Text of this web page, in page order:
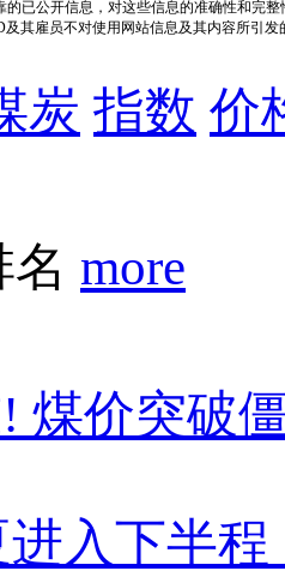
的已公开信息，对这些信息的准确性和完
及其雇员不对使用网站信息及其内容所引
炭 指数 价
more
煤价突破
入下半